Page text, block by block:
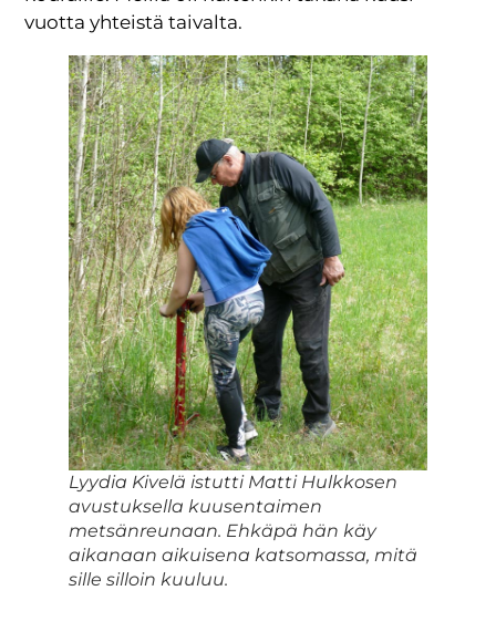
vuotta yhteistä taivalta.
Lyydia Kivelä istutti Matti Hulkkosen
avustuksella kuusentaimen
metsänreunaan. Ehkäpä hän käy
aikanaan aikuisena katsomassa, mitä
sille silloin kuuluu.